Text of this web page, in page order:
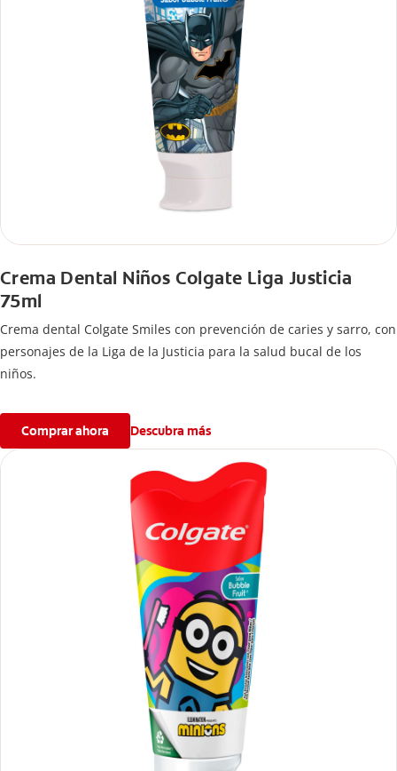
Crema Dental Niños Colgate Liga Justicia
75ml
Crema dental Colgate Smiles con prevención de caries y sarro, con
personajes de la Liga de la Justicia para la salud bucal de los
niños.
Comprar ahora Descubra más